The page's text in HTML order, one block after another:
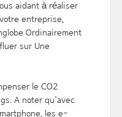
aidant à réaliser
entreprise,
Ordinairement
sur Une
le CO2
A noter qu’avec
les e-